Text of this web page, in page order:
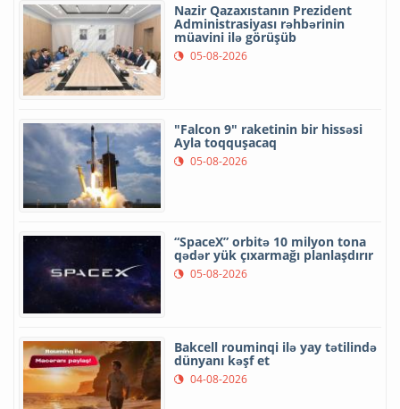
Nazir Qazaxıstanın Prezident
Administrasiyası rəhbərinin
müavini ilə görüşüb
05-08-2026
"Falcon 9" raketinin bir hissəsi
Ayla toqquşacaq
05-08-2026
“SpaceX” orbitə 10 milyon tona
qədər yük çıxarmağı planlaşdırır
05-08-2026
Bakcell rouminqi ilə yay tətilində
dünyanı kəşf et
04-08-2026